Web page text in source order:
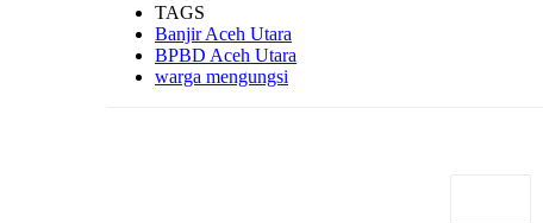
TAGS
Banjir Aceh Utara
BPBD Aceh Utara
warga mengungsi